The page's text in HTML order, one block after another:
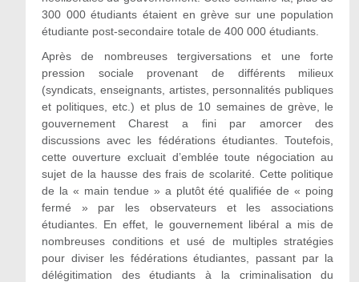
300 000 étudiants étaient en grève sur une population
étudiante post-secondaire totale de 400 000 étudiants.
Après de nombreuses tergiversations et une forte
pression sociale provenant de différents milieux
(syndicats, enseignants, artistes, personnalités publiques
et politiques, etc.) et plus de 10 semaines de grève, le
gouvernement Charest a fini par amorcer des
discussions avec les fédérations étudiantes. Toutefois,
cette ouverture excluait d’emblée toute négociation au
sujet de la hausse des frais de scolarité. Cette politique
de la « main tendue » a plutôt été qualifiée de « poing
fermé » par les observateurs et les associations
étudiantes. En effet, le gouvernement libéral a mis de
nombreuses conditions et usé de multiples stratégies
pour diviser les fédérations étudiantes, passant par la
délégitimation des étudiants à la criminalisation du